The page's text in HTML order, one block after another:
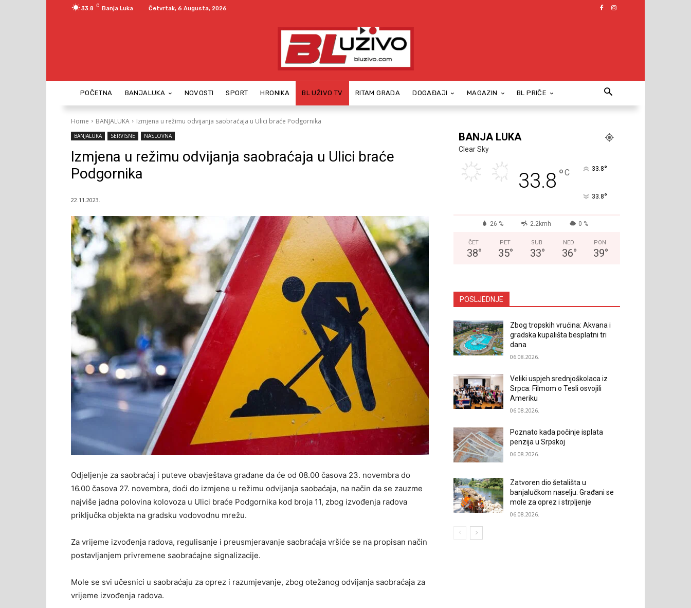
33.8 C Banja Luka Četvrtak, 6 Augusta, 2026
POČETNA BANJALUKA NOVOSTI SPORT HRONIKA BL UŽIVO TV RITAM GRADA DOGAĐAJI MAGAZIN BL PRIČE
Home BANJALUKA Izmjena u režimu odvijanja saobraćaja u Ulici braće Podgornika
BANJALUKA SERVISNE NASLOVNA
Izmjena u režimu odvijanja saobraćaja u Ulici braće
Podgornika
22.11.2023.
Odjeljenje za saobraćaj i puteve obavještava građane da će od 08.00 časova 23. novembra do
16.00 časova 27. novembra, doći do izmjene u režimu odvijanja saobaćaja, na način da se zauzme
najviše jadna polovina kolovoza u Ulici braće Podgornika kod broja 11, zbog izvođenja radova
priključka objekta na gradsku vodovodnu mrežu.
Za vrijeme izvođenja radova, regulisanje i preusmjeravanje saobraćaja vršiće se na propisan način
postavljanjem privremene saobraćajne signalizacije.
Mole se svi učesnici u saobraćaju za oprez i razumjevanje, zbog otežanog odvijanja saobraćaja za
vrijeme izvođenja radova.
BANJA LUKA
Clear Sky
33.8 °C 33.8°
33.8°
26 % 2.2kmh 0 %
ČET
38°
PET
35°
SUB
33°
NED
36°
PON
39°
POSLJEDNJE
Zbog tropskih vrućina: Akvana i
gradska kupališta besplatni tri
dana
06.08.2026.
Veliki uspjeh srednjoškolaca iz
Srpca: Filmom o Tesli osvojili
Ameriku
06.08.2026.
Poznato kada počinje isplata
penzija u Srpskoj
06.08.2026.
Zatvoren dio šetališta u
banjalučkom naselju: Građani se
mole za oprez i strpljenje
06.08.2026.